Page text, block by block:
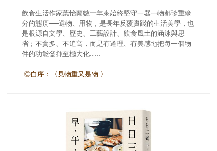
影音區
創意出版服務
歷史區
關於Yilan
飲食生活作家葉怡蘭數十年來始終堅守一器一物都珍重緣
分的態度──選物、用物，是長年反覆實踐的生活美學，也
是根源自文學、歷史、工藝設計、飲食風土的涵泳與思
省；不貪多、不追高，而是有道理、有美感地把每一個物
件的功能發揮至極大化……
◎自序：〈見物重又是物 〉